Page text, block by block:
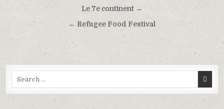
Navigation
de
l’article
Le 7e continent →
← Refugee Food Festival